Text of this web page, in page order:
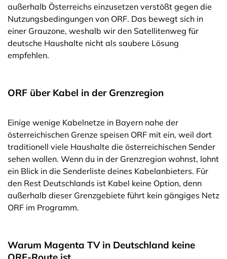
außerhalb Österreichs einzusetzen verstößt gegen die
Nutzungsbedingungen von ORF. Das bewegt sich in
einer Grauzone, weshalb wir den Satellitenweg für
deutsche Haushalte nicht als saubere Lösung
empfehlen.
ORF über Kabel in der Grenzregion
Einige wenige Kabelnetze in Bayern nahe der
österreichischen Grenze speisen ORF mit ein, weil dort
traditionell viele Haushalte die österreichischen Sender
sehen wollen. Wenn du in der Grenzregion wohnst, lohnt
ein Blick in die Senderliste deines Kabelanbieters. Für
den Rest Deutschlands ist Kabel keine Option, denn
außerhalb dieser Grenzgebiete führt kein gängiges Netz
ORF im Programm.
Warum Magenta TV in Deutschland keine